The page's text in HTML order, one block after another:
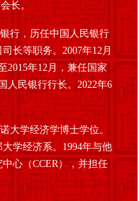
长。
行，历任中国人民银行
长等职务。2007年12月
2015年12月，兼任国家
人民银行行长。2022年6
大学经济学博士学位。
学经济系。1994年与他
心（CCER），并担任